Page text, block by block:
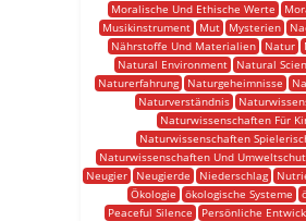
Moralische Und Ethische Werte
Musikinstrument
Mut Mysterien
Nährstoffe Und Materialien
Natur
Natural Environment
Natural
Naturerfahrung
Naturgeheimnisse
Naturverständnis
Naturwissenschaften Für
Naturwissenschaften
Naturwissenschaften Und
Neugier
Neugierde Niederschlag
Ökologie
ökologische Systeme
Peaceful Silence
Persönliche